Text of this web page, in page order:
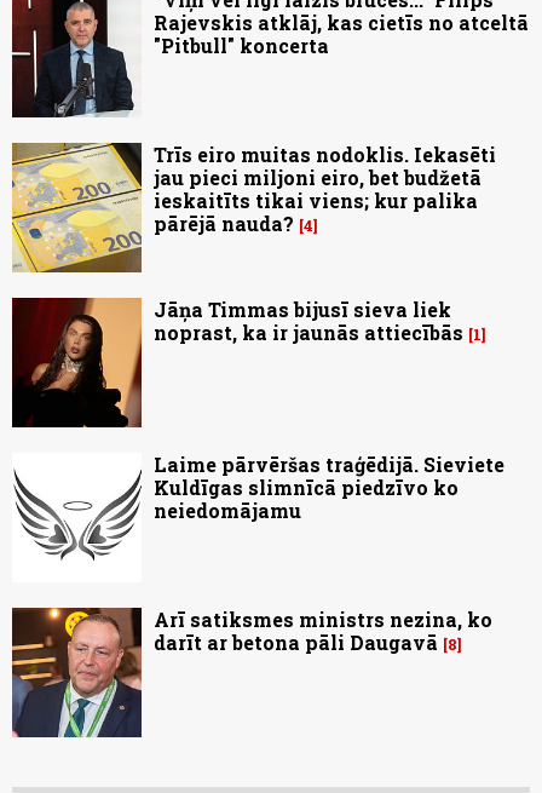
Rajevskis atklāj, kas cietīs no atceltā
"Pitbull" koncerta
Trīs eiro muitas nodoklis. Iekasēti
jau pieci miljoni eiro, bet budžetā
ieskaitīts tikai viens; kur palika
pārējā nauda? 4
Jāņa Timmas bijusī sieva liek
noprast, ka ir jaunās attiecībās
1
Laime pārvēršas traģēdijā. Sieviete
Kuldīgas slimnīcā piedzīvo ko
neiedomājamu
Arī satiksmes ministrs nezina, ko
darīt ar betona pāli Daugavā
8